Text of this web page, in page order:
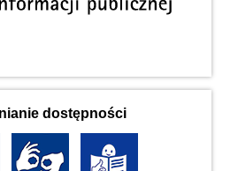
dostępności